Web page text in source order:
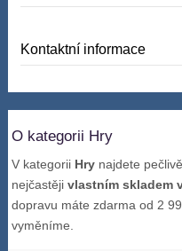
Kontaktní informace
O kategorii Hry
V kategorii Hry najdete
nejčastějivlastním skladem
dopravu máte zdarma od 2
vyměníme.